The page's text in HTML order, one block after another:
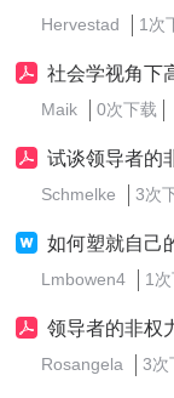
Hervestad 1次
社会学视角下
Maik 0次下载
试谈领导者的
Schmelke 3次
如何塑就自己
Lmbowen4 1
领导者的非权
Rosangela 3次